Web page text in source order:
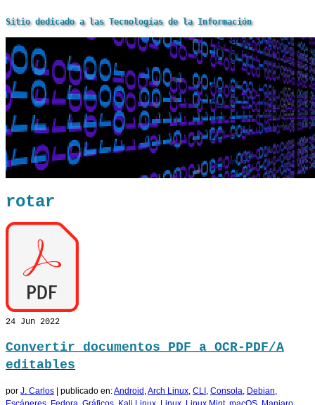
Sitio dedicado a las Tecnologías de la Información
rotar
24 Jun 2022
Convertir documentos PDF a OCR-PDF/A
editables
por J. Carlos publicado en:Android ,Arch Linux, CLI , Consola, Debian,